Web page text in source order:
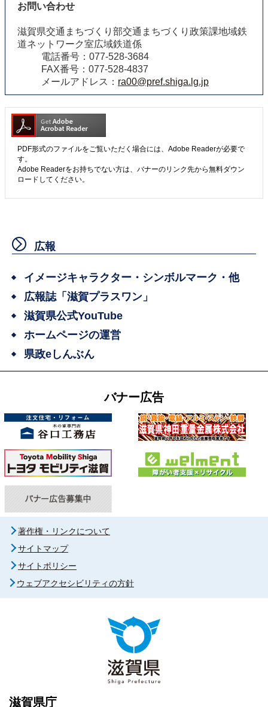
お問い合わせ
滋賀県交通まちづくり部交通まちづくり政策課地域鉄
道ネットワーク室広域鉄道係
電話番号：077-528-3684
FAX番号：077-528-4837
メールアドレス： ra00@pref.shiga.lg.jp
PDF形式のファイルをご覧いただく場合には、Adobe Readerが必要で
す。
Adobe Readerをお持ちでない方は、バナーのリンク先から無料ダウン
ロードしてください。
広報
イメージキャラクター・シンボルマーク・他
広報誌「滋賀プラスワン」
滋賀県公式YouTube
ホームページの運営
県政eしんぶん
バナー広告
著作権・リンクについて
サイトマップ
サイトポリシー
ウェブアクセシビリティの方針
滋賀県庁